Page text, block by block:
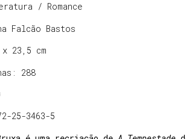
/ Romance
Falcão Bastos
23,5 cm
288
25-3463-5